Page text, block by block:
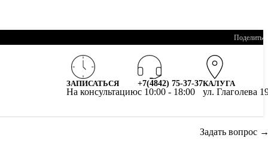
ЗАПИСАТЬСЯ
На консультацию
+7(4842) 75-37-37
c 10:00 - 18:00
КАЛУГА
ул. Глаголева
Задать вопрос